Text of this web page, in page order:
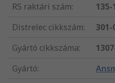
RS raktári szám:
135-
Distrelec cikkszám:
301-
Gyártó cikkszáma:
Gyártó: